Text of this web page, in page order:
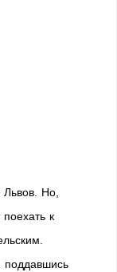
Но,
к
поддавшись